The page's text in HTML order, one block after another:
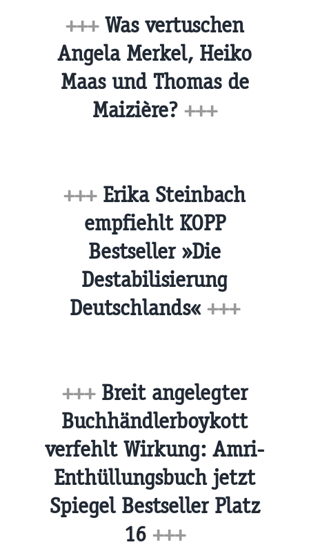
+++ Was vertuschen
Angela Merkel, Heiko
Maas und Thomas de
Maizière? +++
+++ Erika Steinbach
empfiehlt KOPP
Bestseller »Die
Destabilisierung
Deutschlands« +++
+++ Breit angelegter
Buchhändlerboykott
verfehlt Wirkung: Amri-
Enthüllungsbuch jetzt
Spiegel Bestseller Platz
16 +++